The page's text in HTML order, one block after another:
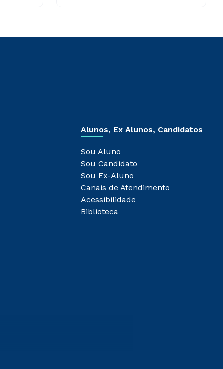
Alunos, Ex Alunos, Candidatos
Sou Aluno
Sou Candidato
Sou Ex-Aluno
Canais de Atendimento
Acessibilidade
Biblioteca